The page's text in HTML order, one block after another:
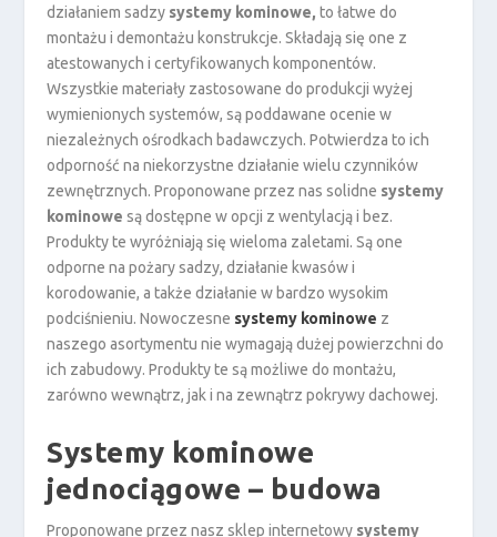
działaniem sadzy systemy kominowe, to łatwe do
montażu i demontażu konstrukcje. Składają się one z
atestowanych i certyfikowanych komponentów.
Wszystkie materiały zastosowane do produkcji wyżej
wymienionych systemów, są poddawane ocenie w
niezależnych ośrodkach badawczych. Potwierdza to ich
odporność na niekorzystne działanie wielu czynników
zewnętrznych. Proponowane przez nas solidne systemy
kominowe są dostępne w opcji z wentylacją i bez.
Produkty te wyróżniają się wieloma zaletami. Są one
odporne na pożary sadzy, działanie kwasów i
korodowanie, a także działanie w bardzo wysokim
podciśnieniu. Nowoczesne systemy kominowe z
naszego asortymentu nie wymagają dużej powierzchni do
ich zabudowy. Produkty te są możliwe do montażu,
zarówno wewnątrz, jak i na zewnątrz pokrywy dachowej.
Systemy kominowe
jednociągowe – budowa
Proponowane przez nasz sklep internetowy systemy